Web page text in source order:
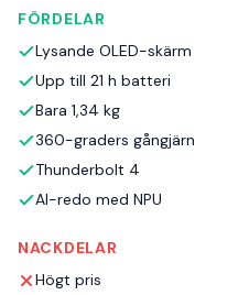
FÖRDELAR
Lysande OLED-skärm
Upp till 21 h batteri
Bara 1,34 kg
360-graders gångjärn
Thunderbolt 4
AI-redo med NPU
NACKDELAR
Högt pris